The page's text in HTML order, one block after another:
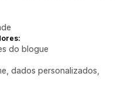
do blogue
dados personalizados,